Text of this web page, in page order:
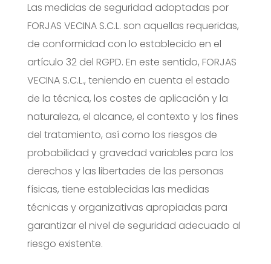
Las medidas de seguridad adoptadas por
FORJAS VECINA S.C.L. son aquellas requeridas,
de conformidad con lo establecido en el
artículo 32 del RGPD. En este sentido, FORJAS
VECINA S.C.L., teniendo en cuenta el estado
de la técnica, los costes de aplicación y la
naturaleza, el alcance, el contexto y los fines
del tratamiento, así como los riesgos de
probabilidad y gravedad variables para los
derechos y las libertades de las personas
físicas, tiene establecidas las medidas
técnicas y organizativas apropiadas para
garantizar el nivel de seguridad adecuado al
riesgo existente.